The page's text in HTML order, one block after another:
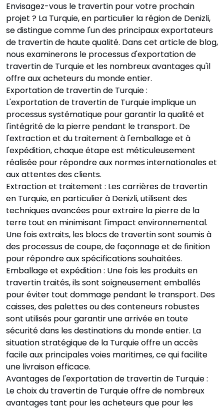
Envisagez-vous le travertin pour votre prochain
projet ? La Turquie, en particulier la région de Denizli,
se distingue comme l'un des principaux exportateurs
de travertin de haute qualité. Dans cet article de blog,
nous examinerons le processus d'exportation de
travertin de Turquie et les nombreux avantages qu'il
offre aux acheteurs du monde entier.
Exportation de travertin de Turquie :
L'exportation de travertin de Turquie implique un
processus systématique pour garantir la qualité et
l'intégrité de la pierre pendant le transport. De
l'extraction et du traitement à l'emballage et à
l'expédition, chaque étape est méticuleusement
réalisée pour répondre aux normes internationales et
aux attentes des clients.
Extraction et traitement : Les carrières de travertin
en Turquie, en particulier à Denizli, utilisent des
techniques avancées pour extraire la pierre de la
terre tout en minimisant l'impact environnemental.
Une fois extraits, les blocs de travertin sont soumis à
des processus de coupe, de façonnage et de finition
pour répondre aux spécifications souhaitées.
Emballage et expédition : Une fois les produits en
travertin traités, ils sont soigneusement emballés
pour éviter tout dommage pendant le transport. Des
caisses, des palettes ou des conteneurs robustes
sont utilisés pour garantir une arrivée en toute
sécurité dans les destinations du monde entier. La
situation stratégique de la Turquie offre un accès
facile aux principales voies maritimes, ce qui facilite
une livraison efficace.
Avantages de l'exportation de travertin de Turquie :
Le choix du travertin de Turquie offre de nombreux
avantages tant pour les acheteurs que pour les